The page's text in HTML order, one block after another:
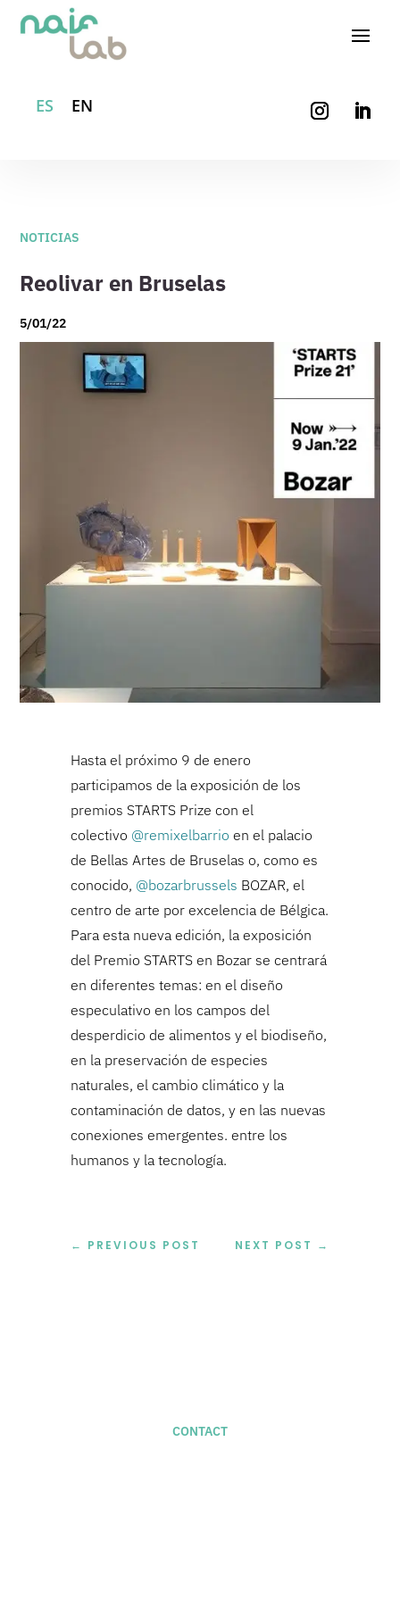
ES EN
NOTICIAS
Reolivar en Bruselas
5/01/22
Hasta el próximo 9 de enero
participamos de la exposición de los
premios STARTS Prize con el
colectivo @remixelbarrio en el palacio
de Bellas Artes de Bruselas o, como es
conocido, @bozarbrussels BOZAR, el
centro de arte por excelencia de Bélgica.
Para esta nueva edición, la exposición
del Premio STARTS en Bozar se centrará
en diferentes temas: en el diseño
especulativo en los campos del
desperdicio de alimentos y el biodiseño,
en la preservación de especies
naturales, el cambio climático y la
contaminación de datos, y en las nuevas
conexiones emergentes. entre los
humanos y la tecnología.
← PREVIOUS POST NEXT POST →
CONTACT